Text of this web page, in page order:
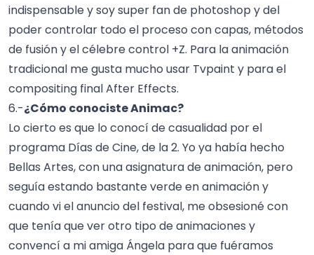
indispensable y soy super fan de photoshop y del
poder controlar todo el proceso con capas, métodos
de fusión y el célebre control +Z. Para la animación
tradicional me gusta mucho usar Tvpaint y para el
compositing final After Effects.
6.-¿Cómo conociste Animac?
Lo cierto es que lo conocí de casualidad por el
programa Días de Cine, de la 2. Yo ya había hecho
Bellas Artes, con una asignatura de animación, pero
seguía estando bastante verde en animación y
cuando vi el anuncio del festival, me obsesioné con
que tenía que ver otro tipo de animaciones y
convencí a mi amiga Ángela para que fuéramos